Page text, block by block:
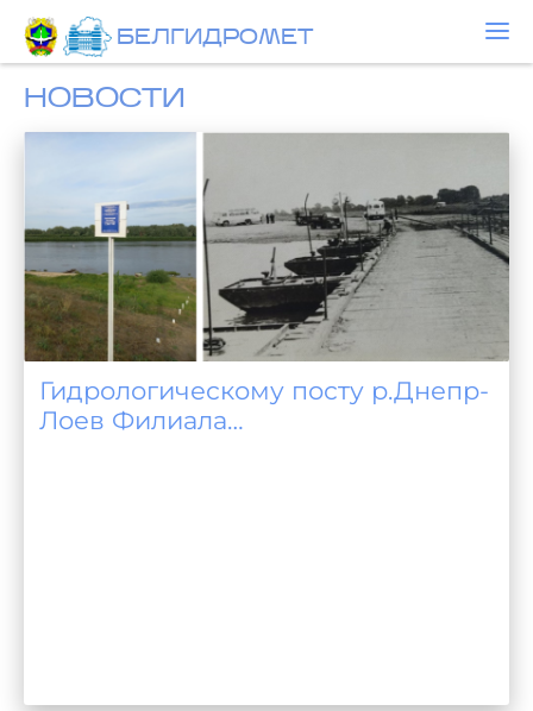
БЕЛГИДРОМЕТ
НОВОСТИ
Гидрологическому посту р.Днепр-
Лоев Филиала